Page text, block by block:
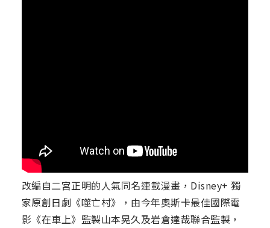
改編自二宮正明的人氣同名連載漫畫，Disney+ 獨
家原創日劇《噬亡村》，由今年奧斯卡最佳國際電
影《在車上》監製山本晃久及岩倉達哉聯合監製，